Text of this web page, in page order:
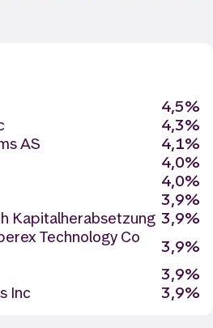
4,5%
4,3%
AS
4,1%
4,0%
4,0%
3,9%
Kapitalherabsetzung 3,9%
Technology Co
3,9%
3,9%
Inc
3,9%